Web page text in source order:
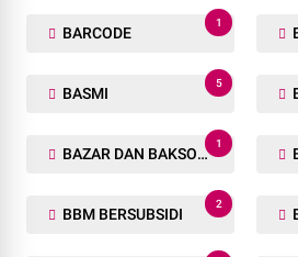
BARCODE
1
BASMI
5
BAZAR DAN BAKSOS RAMADHAN
1
BBM BERSUBSIDI
2